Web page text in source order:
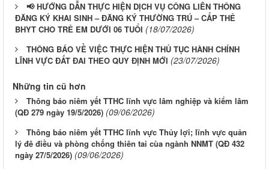
📢 HƯỚNG DẪN THỰC HIỆN DỊCH VỤ CÔNG LIÊN THÔNG
ĐĂNG KÝ KHAI SINH – ĐĂNG KÝ THƯỜNG TRÚ – CẤP THẺ
BHYT CHO TRẺ EM DƯỚI 06 TUỔI (18/07/2026)
THÔNG BÁO VỀ VIỆC THỰC HIỆN THỦ TỤC HÀNH CHÍNH
LĨNH VỰC ĐẤT ĐAI THEO QUY ĐỊNH MỚI (23/07/2026)
Những tin cũ hơn
Thông báo niêm yết TTHC lĩnh vực lâm nghiệp và kiểm lâm
(QĐ 279 ngày 19/5/2026) (09/06/2026)
Thông báo niêm yết TTHC lĩnh vực Thủy lợi; lĩnh vực quản
lý đê điều và phòng chống thiên tai cùa ngành NNMT (QĐ 432
ngày 27/5/2026) (09/06/2026)